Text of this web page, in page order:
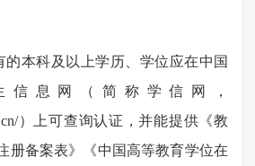
本科及以上学历、学位应在中国
信息网（简称学信网，
）上可查询认证，并能提供《教
册备案表》《中国高等教育学位在